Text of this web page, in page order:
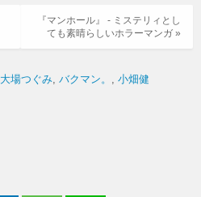
『マンホール』 - ミステリィとし
ても素晴らしいホラーマンガ »
大場つぐみ バクマン。 小畑健